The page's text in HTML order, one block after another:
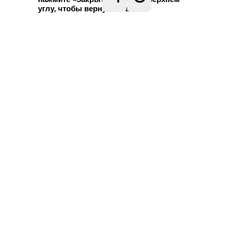
углу, чтобы вернуться в бот.